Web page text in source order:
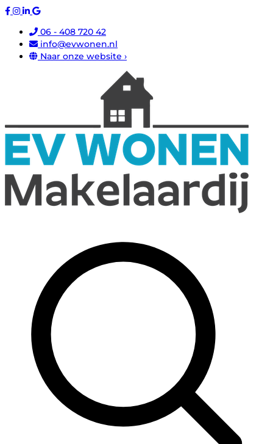
06 - 408 720 42
info@evwonen.nl
Naar onze website ›